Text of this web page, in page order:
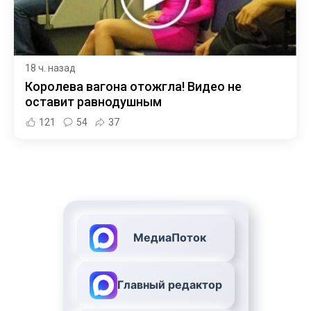
18 ч. назад
Королева вагона отожгла! Видео не
оставит равнодушным
121 54 37
МедиаПоток
Главный редактор